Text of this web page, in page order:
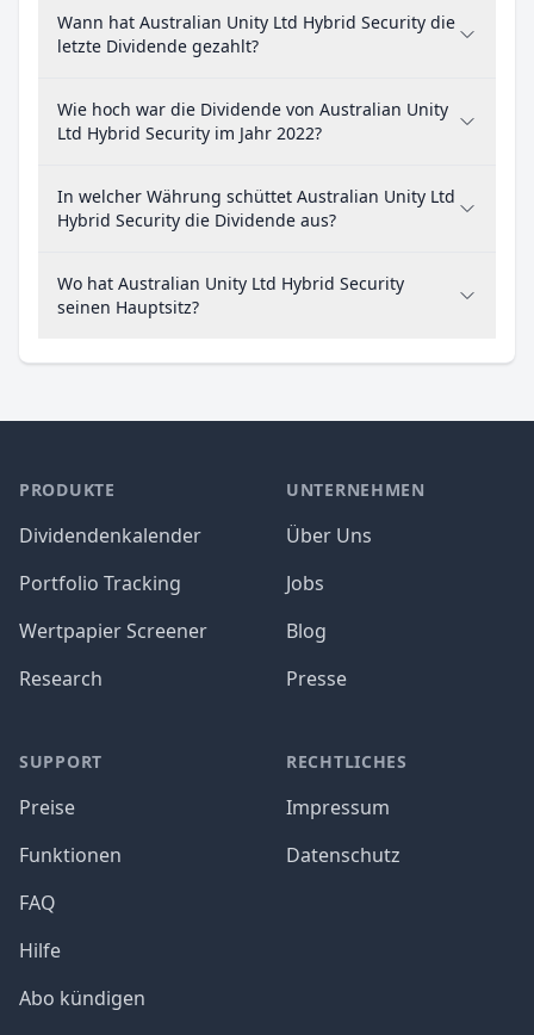
Wann hat Australian Unity Ltd Hybrid Security die
letzte Dividende gezahlt?
Wie hoch war die Dividende von Australian Unity
Ltd Hybrid Security im Jahr 2022?
In welcher Währung schüttet Australian Unity Ltd
Hybrid Security die Dividende aus?
Wo hat Australian Unity Ltd Hybrid Security
seinen Hauptsitz?
PRODUKTE
Dividendenkalender
Portfolio Tracking
Wertpapier Screener
Research
SUPPORT
Preise
Funktionen
FAQ
Hilfe
Abo kündigen
UNTERNEHMEN
Über Uns
Jobs
Blog
Presse
RECHTLICHES
Impressum
Datenschutz